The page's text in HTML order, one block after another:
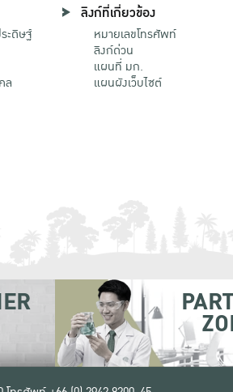
ะดิษฐ์
ล
ลิงก์ที่เกี่ยวข้อง
หมายเลขโทรศัพท์
ลิงก์ด่วน
แผนที่ มก.
แผนผังเว็บไซต์